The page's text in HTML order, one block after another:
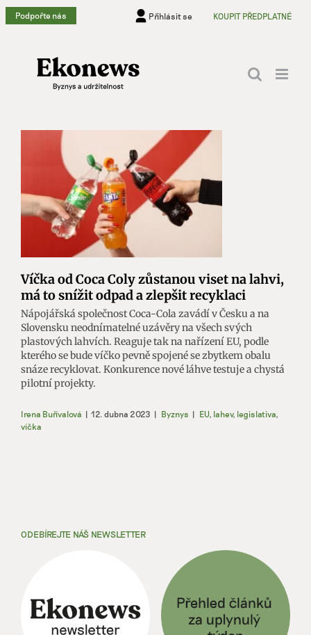
Přeskočit
na
Podpořte nás Přihlásit se KOUPIT PŘEDPLATNÉ
Víčka od Coca Coly zůstanou viset na lahvi,
má to snížit odpad a zlepšit recyklaci
Nápojářská společnost Coca-Cola zavádí v Česku a na
Slovensku neodnímatelné uzávěry na všech svých
plastových lahvích. Reaguje tak na nařízení EU, podle
kterého se bude víčko pevně spojené se zbytkem obalu
snáze recyklovat. Konkurence nové láhve testuje a chystá
pilotní projekty.
Irena Buřívalová | 12. dubna 2023 | Byznys | EU, lahev, legislativa,
víčka
ODEBÍREJTE NÁŠ NEWSLETTER